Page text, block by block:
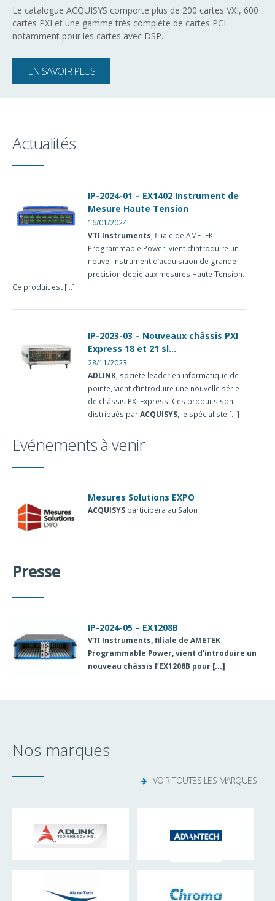
Le catalogue ACQUISYS comporte plus de 200 cartes VXI, 600
cartes PXI et une gamme très complète de cartes PCI
notamment pour les cartes avec DSP.
EN SAVOIR PLUS
Actualités
IP-2024-01 – EX1402 Instrument de
Mesure Haute Tension
16/01/2024
VTI Instruments, filiale de AMETEK
Programmable Power, vient d’introduire un
nouvel instrument d’acquisition de grande
précision dédié aux mesures Haute Tension.
Ce produit est [...]
IP-2023-03 – Nouveaux châssis PXI
Express 18 et 21 sl...
28/11/2023
ADLINK, société leader en informatique de
pointe, vient d’introduire une nouvelle série
de châssis PXI Express. Ces produits sont
distribués parACQUISYS, le spécialiste [...]
Evénements à venir
Mesures Solutions EXPO
ACQUISYS participera au Salon
Presse
IP-2024-05 – EX1208B
VTI Instruments, filiale de AMETEK
Programmable Power, vient d’introduire un
nouveau châssis l’EX1208B pour [...]
IP-2024-04 – ADP5470/ADP5490
MCC (Measurement Computing Corporation)
est maintenant intégré dans la division
DIGILENT . Les produitsDIGILENT, [...]
IP-2024-03 – iDAQ
Advantechvient de compléter la série
système d’acquisition de données
modulaire avec interface [...]
Nos marques
VOIR TOUTES LES MARQUES